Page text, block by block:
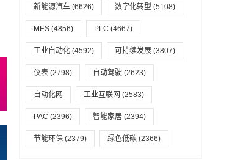
新能源汽车 (6626) 数字化转型 (5108)
MES (4856) PLC (4667)
工业自动化 (4592) 可持续发展 (3807)
仪表 (2798) 自动驾驶 (2623)
自动化网 工业互联网 (2583)
PAC (2396) 智能家居 (2394)
节能环保 (2379) 绿色低碳 (2366)